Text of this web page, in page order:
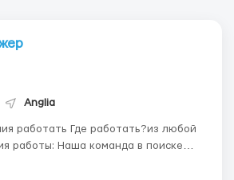
Anglia
работать?из любой
и аренду акаунтов примерно